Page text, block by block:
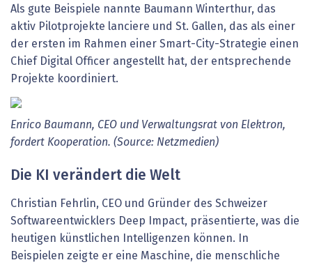
Als gute Beispiele nannte Baumann Winterthur, das
aktiv Pilotprojekte lanciere und St. Gallen, das als einer
der ersten im Rahmen einer Smart-City-Strategie einen
Chief Digital Officer angestellt hat, der entsprechende
Projekte koordiniert.
Enrico Baumann, CEO und Verwaltungsrat von Elektron,
fordert Kooperation. (Source: Netzmedien)
Die KI verändert die Welt
Christian Fehrlin, CEO und Gründer des Schweizer
Softwareentwicklers Deep Impact, präsentierte, was die
heutigen künstlichen Intelligenzen können. In
Beispielen zeigte er eine Maschine, die menschliche